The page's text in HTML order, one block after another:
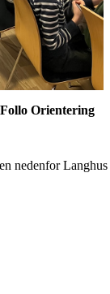
Orientering
nedenfor Langhus